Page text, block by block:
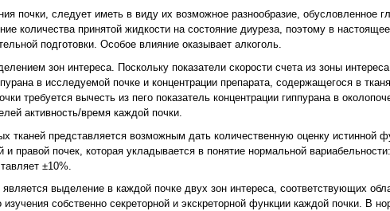
почки, следует иметь в виду их возможное разнообразие, обусловленное
количества принятой жидкости на состояние диуреза, поэтому в
подготовки. Особое влияние оказывает алкоголь.
зон интереса. Поскольку показатели скорости счета из зоны
в исследуемой почке и концентрации препарата, содержащегося в
требуется вычесть из пего показатель концентрации гиппурана в
активность/время каждой почки.
тканей представляется возможным дать количественную оценку истинной
правой почек, которая укладывается в понятие нормальной
±10%.
выделение в каждой почке двух зон интереса, соответствующих
собственно секреторной и экскреторной функции каждой почки. В